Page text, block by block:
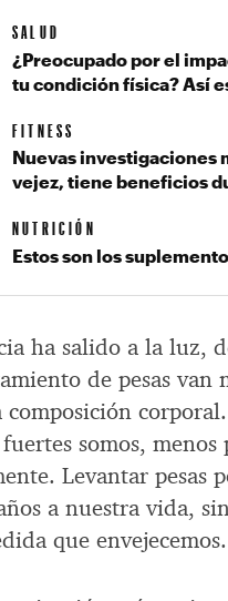
ha salido a la luz,
de pesas van
composición
somos,
Levantar pesas
a nuestra vida,
que envejecemos.
SALUD
¿Preocupado por el
tu condición física? Así
FITNESS
Nuevas investigaciones
vejez, tiene beneficios
NUTRICIÓN
Estos son los